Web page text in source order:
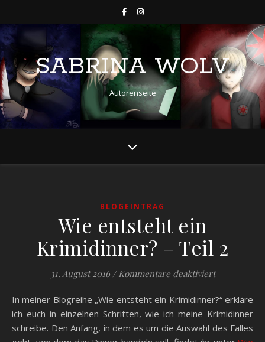
SABRINA WOLV
Autorenseite
BLOGEINTRAG
Wie entsteht ein
Krimidinner? – Teil 2
31. August 2016 / Kommentare deaktiviertfür Wie
In meiner Blogreihe „Wie entsteht ein Krimidinner?“ erkläre
ich euch in einzelnen Schritten, wie ich meine Krimidinner
schreibe. Den Anfang, in dem es um die Auswahl des Falles